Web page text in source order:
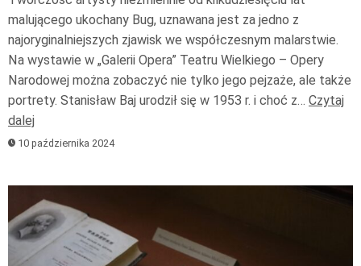
malującego ukochany Bug, uznawana jest za jedno z
najoryginalniejszych zjawisk we współczesnym malarstwie.
Na wystawie w „Galerii Opera” Teatru Wielkiego – Opery
Narodowej można zobaczyć nie tylko jego pejzaże, ale także
portrety. Stanisław Baj urodził się w 1953 r. i choć z… Czytaj
dalej
10 października 2024
Odtwarzacz
plików
dźwiękowych